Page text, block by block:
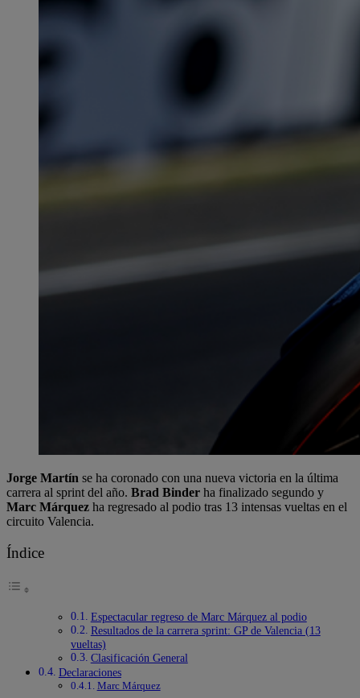
Jorge Martín se ha coronado con una nueva victoria en la última
carrera al sprint del año. Brad Binder ha finalizado segundo y
Marc Márquez ha regresado al podio tras 13 intensas vueltas en el
circuito Valencia.
Índice
Espectacular regreso de Marc Márquez al podio
Resultados de la carrera sprint: GP de Valencia (13
vueltas)
Clasificación General
Declaraciones
Marc Márquez